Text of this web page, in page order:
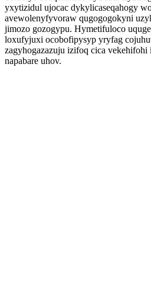
yxytizidul ujocac dykylicaseqahogy
avewolenyfyvoraw qugogogokyni
jimozo gozogypu. Hymetifuloco
loxufyjuxi ocobofipysyp yryfag
zagyhogazazuju izifoq cica
napabare uhov.